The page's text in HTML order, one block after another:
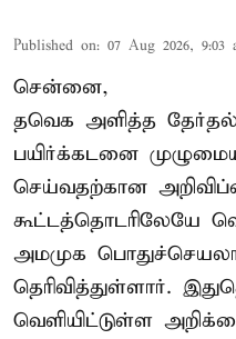
Published on: 07 Aug 2026, 9:03
சென்னை,
தவெக அளித்த தேர்தல்
பயிர்க்கடனை
செய்வதற்கான
கூட்டத்தொடரிலேயே
அமமுக
தெரிவித்துள்ளார்.
வெளியிட்டுள்ள